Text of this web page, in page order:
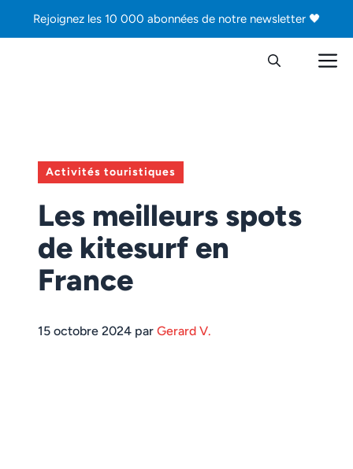
Rejoignez les 10 000 abonnées de notre newsletter 🖤
Activités touristiques
Les meilleurs spots
de kitesurf en
France
15 octobre 2024 par Gerard V.